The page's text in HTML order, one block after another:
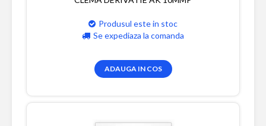
Produsul este in stoc
Se expediaza la comanda
ADAUGA IN COS